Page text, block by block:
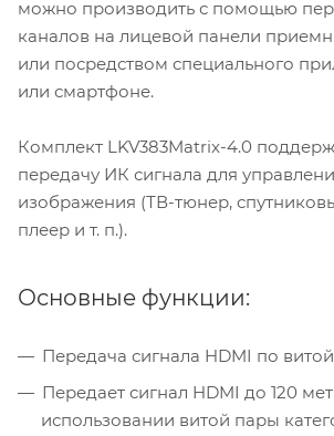
можно производить с помощью
каналов на лицевой панели
или посредством специального
или смартфоне.
Комплект LKV383Matrix-4.0
передачу ИК сигнала для
изображения (ТВ-тюнер,
плеер и т. п.).
Основные функции:
Передача сигнала HDMI по
Передает сигнал HDMI до 120
использовании витой пары